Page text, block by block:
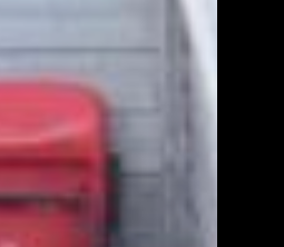
Lag og foreninger
Praktisk info
Kontakt